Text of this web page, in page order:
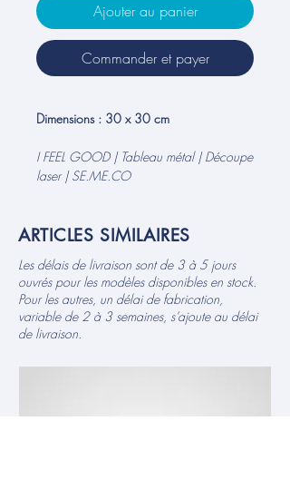
Ajouter au panier
Commander et payer
Dimensions : 30 x 30 cm
I FEEL GOOD | Tableau métal | Découpe
laser | SE.ME.CO
ARTICLES SIMILAIRES
Les délais de livraison sont de 3 à 5 jours
ouvrés pour les modèles disponibles en stock.
Pour les autres, un délai de fabrication,
variable de 2 à 3 semaines, s’ajoute au délai
de livraison.